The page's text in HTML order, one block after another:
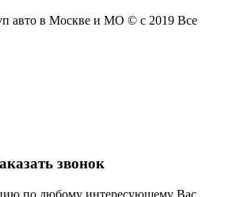
авто в Москве и МО © с 2019 Все
звонок